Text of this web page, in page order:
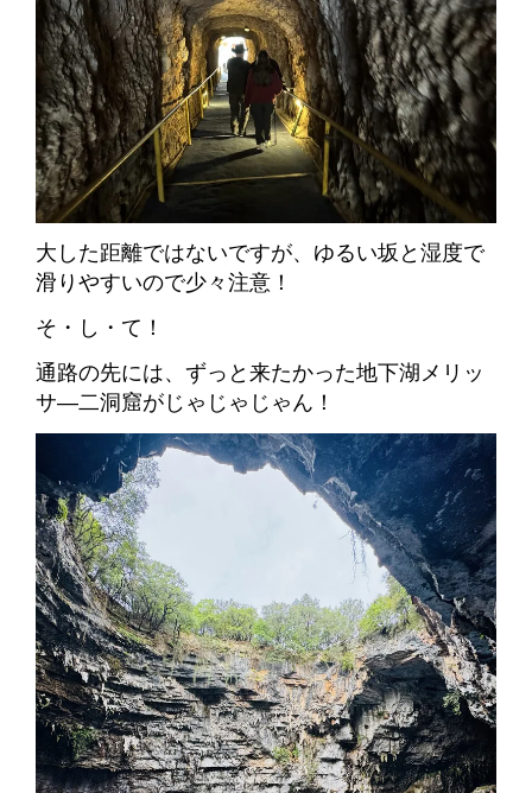
大した距離ではないですが、ゆるい坂と湿度で
滑りやすいので少々注意！
そ・し・て！
通路の先には、ずっと来たかった地下湖メリッ
サ―二洞窟がじゃじゃじゃん！